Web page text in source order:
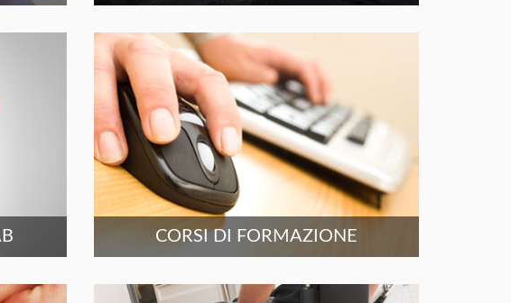
CORSI DI FORMAZIONE